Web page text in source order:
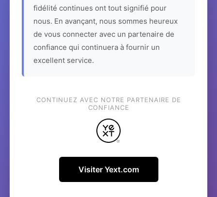
fidélité continues ont tout signifié pour
nous. En avançant, nous sommes heureux
de vous connecter avec un partenaire de
confiance qui continuera à fournir un
excellent service.
CONTINUEZ AVEC NOTRE PARTENAIRE DE
CONFIANCE
Visiter Yext.com